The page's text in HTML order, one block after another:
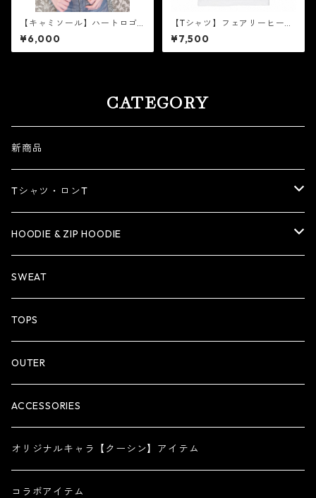
【キャミソール】ハートロゴ
［ゴールド箔］
¥6,000
【Tシャツ】フェアリーヒール
［白×ゴールド箔］
¥7,500
CATEGORY
新商品
Tシャツ・ロンT
Tシャツ
ロンT
HOODIE & ZIP HOODIE
HOODIE
ZIP HOODIE
SWEAT
TOPS
OUTER
ACCESSORIES
オリジナルキャラ【クーシン】アイテム
コラボアイテム